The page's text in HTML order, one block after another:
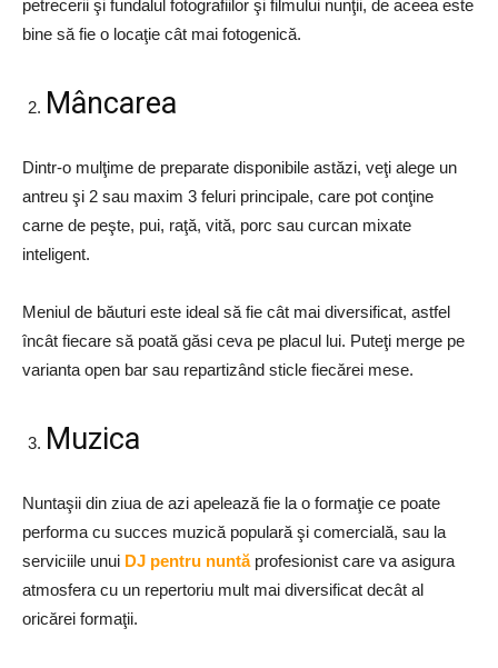
petrecerii şi fundalul fotografiilor şi filmului nunţii, de aceea este
bine să fie o locaţie cât mai fotogenică.
Mâncarea
Dintr-o mulţime de preparate disponibile astăzi, veţi alege un
antreu şi 2 sau maxim 3 feluri principale, care pot conţine
carne de peşte, pui, raţă, vită, porc sau curcan mixate
inteligent.
Meniul de băuturi este ideal să fie cât mai diversificat, astfel
încât fiecare să poată găsi ceva pe placul lui. Puteţi merge pe
varianta open bar sau repartizând sticle fiecărei mese.
Muzica
Nuntaşii din ziua de azi apelează fie la o formaţie ce poate
performa cu succes muzică populară şi comercială, sau la
serviciile unui DJ pentru nuntăprofesionist care va asigura
atmosfera cu un repertoriu mult mai diversificat decât al
oricărei formaţii.